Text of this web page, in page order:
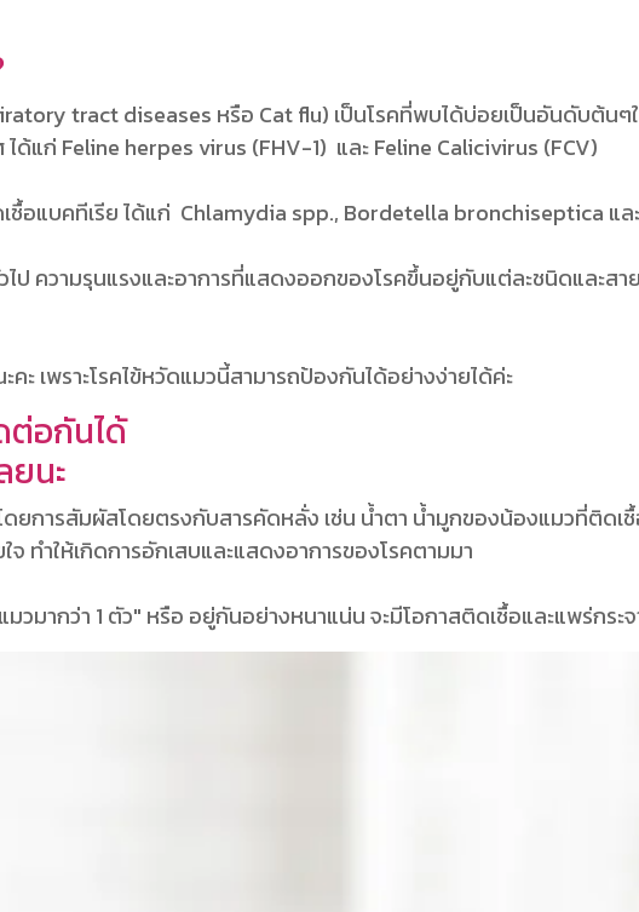
tract diseases หรือ Cat flu) เป็นโรคที่พบได้บ่อยเป็นอันดับต้นๆใ
ได้แก่ Feline herpes virus (FHV-1) และ Feline Calicivirus (FCV)
ชื้อแบคทีเรีย ได้แก่ Chlamydia spp., Bordetella bronchiseptica แล
ไป ความรุนแรงและอาการที่แสดงออกของโรคขึ้นอยู่กับแต่ละชนิดและ
ะ เพราะโรคไข้หวัดแมวนี้สามารถป้องกันได้อย่างง่ายได้ค่ะ
ต่อกันได้
ยนะ
ยการสัมผัสโดยตรงกับสารคัดหลั่ง เช่น น้ำตา น้ำมูกของน้องแมวที่ติดเ
จ ทำให้เกิดการอักเสบและแสดงอาการของโรคตามมา
มากว่า 1 ตัว" หรือ อยู่กันอย่างหนาแน่น จะมีโอกาสติดเชื้อและแพร่กระจ